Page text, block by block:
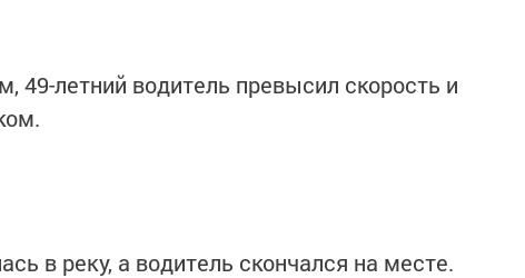
летний водитель превысил скорость и
в реку, а водитель скончался на месте.